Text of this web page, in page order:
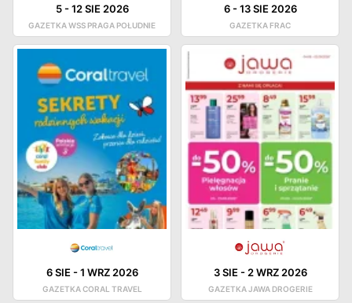
5-12 SIE 2026
GAZETKA WSS PRAGA POŁUDNIE
6-13 SIE 2026
GAZETKA FRAC
6 SIE-1 WRZ 2026
GAZETKA CORAL TRAVEL
3 SIE-2 WRZ 2026
GAZETKA JAWA DROGERIE